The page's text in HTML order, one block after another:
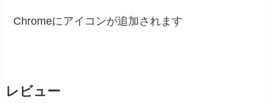
Chromeにアイコンが追加されます
レビュー